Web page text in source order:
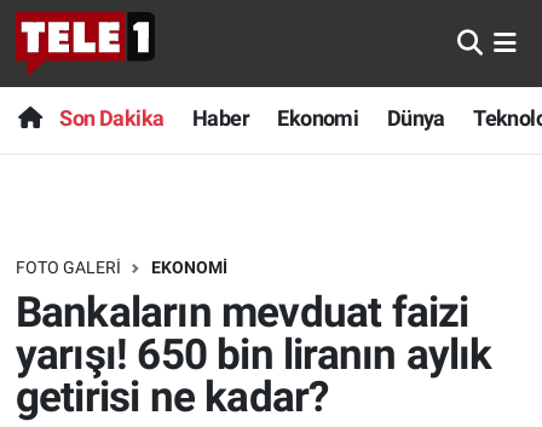
Son Dakika Haber Ekonomi Dünya
FOTO GALERI EKONOMI
Bankaların mevduat faizi
yarışı! 650 bin liranın aylık
getirisi ne kadar?
Anında Manşet
Başka Sohbetler
Bilim turu
Bilim ve Teknoloji Evreni
Doğa Konuşuyor
Son Dakika
Haber
Dünya
Teknoloji
Sağlık
Nöbetçi Eczaneler
Hava Durumu
Trafik Durumu
Süper Lig Puan Durumu ve Fikstür
Tüm Manşetler